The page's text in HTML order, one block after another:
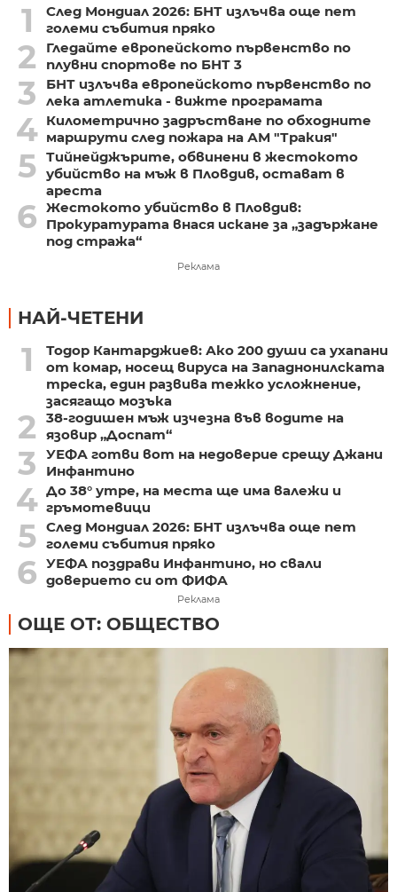
1
След Мондиал 2026: БНТ излъчва още пет
големи събития пряко
2
Гледайте европейското първенство по
плувни спортове по БНТ 3
3
БНТ излъчва европейското първенство по
лека атлетика - вижте програмата
4 Километрично задръстване по обходните
маршрути след пожара на АМ "Тракия"
5 Тийнейджърите, обвинени в жестокото
убийство на мъж в Пловдив, остават в
ареста
6 Жестокото убийство в Пловдив:
Прокуратурата внася искане за „задържане
под стража“
Реклама
НАЙ-ЧЕТЕНИ
1
Тодор Кантарджиев: Ако 200 души са ухапани
от комар, носещ вируса на Западнонилската
треска, един развива тежко усложнение,
засягащо мозъка
2
38-годишен мъж изчезна във водите на
язовир „Доспат“
3
УЕФА готви вот на недоверие срещу Джани
Инфантино
4 До 38° утре, на места ще има валежи и
гръмотевици
5 След Мондиал 2026: БНТ излъчва още пет
големи събития пряко
6 УЕФА поздрави Инфантино, но свали
доверието си от ФИФА
Реклама
ОЩЕ ОТ: ОБЩЕСТВО